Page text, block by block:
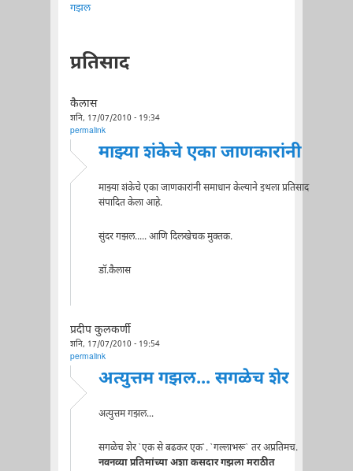
गझल
प्रतिसाद
कैलास
शनि, 17/07/2010 - 19:34
permalink
माझ्या शंकेचे एका जाणकारांनी
माझ्या शंकेचे एका जाणकारांनी समाधान केल्याने इथला प्रतिसाद
संपादित केला आहे.
सुंदर गझल..... आणि दिलखेचक मुक्तक.
डॉ.कैलास
प्रदीप कुलकर्णी
शनि, 17/07/2010 - 19:54
permalink
अत्युत्तम गझल... सगळेच शेर
अत्युत्तम गझल...
सगळेच शेर `एक से बढकर एक`. `गल्लाभरू` तर अप्रतिमच.
नवनव्या प्रतिमांच्या अशा कसदार गझला मराठीत